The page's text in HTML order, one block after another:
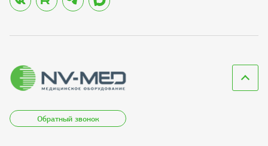
Обратный звонок